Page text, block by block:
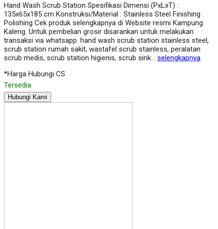
Hand Wash Scrub Station Spesifikasi Dimensi (PxLxT) :
135x65x185 cm Konstruksi/Material : Stainless Steel Finishing :
Polishing Cek produk selengkapnya di Website resmi Kampung
Kaleng. Untuk pembelian grosir disarankan untuk melakukan
transaksi via whatsapp. hand wash scrub station stainless steel,
scrub station rumah sakit, wastafel scrub stainless, peralatan
scrub medis, scrub station higienis, scrub sink… selengkapnya
*Harga Hubungi CS
Tersedia
Hubungi Kami